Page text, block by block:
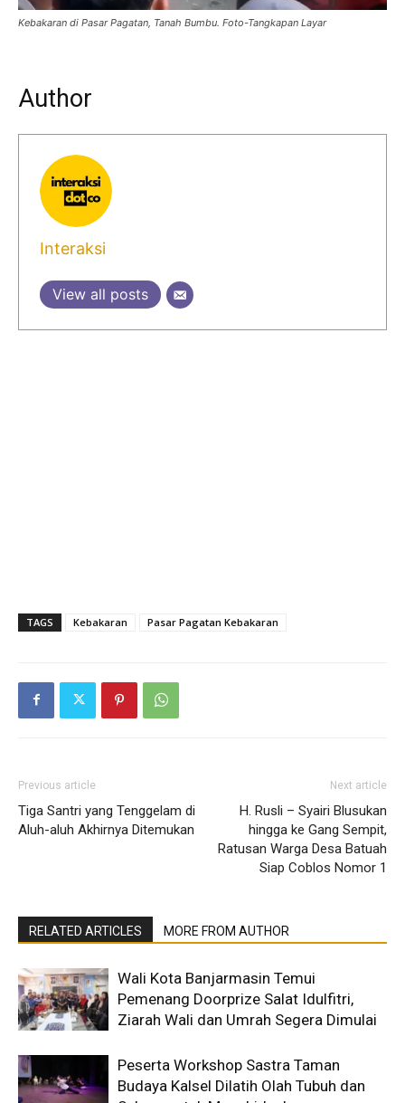
Kebakaran di Pasar Pagatan, Tanah Bumbu. Foto-Tangkapan Layar
Author
Interaksi
View all posts
TAGS Kebakaran Pasar Pagatan Kebakaran
Previous article
Tiga Santri yang Tenggelam di
Aluh-aluh Akhirnya Ditemukan
Next article
H. Rusli – Syairi Blusukan
hingga ke Gang Sempit,
Ratusan Warga Desa Batuah
Siap Coblos Nomor 1
RELATED ARTICLES MORE FROM AUTHOR
Wali Kota Banjarmasin Temui
Pemenang Doorprize Salat Idulfitri,
Ziarah Wali dan Umrah Segera Dimulai
Peserta Workshop Sastra Taman
Budaya Kalsel Dilatih Olah Tubuh dan